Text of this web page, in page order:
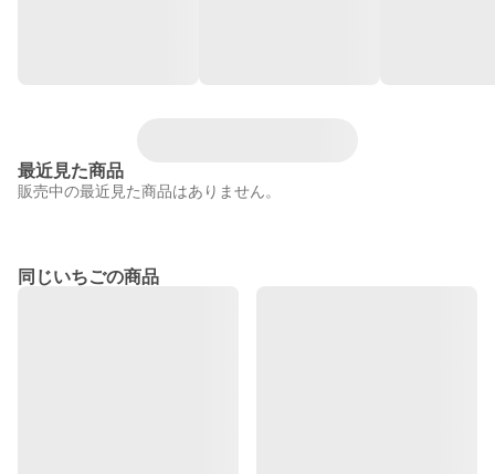
最近見た商品
販売中の最近見た商品はありません。
同じいちごの商品